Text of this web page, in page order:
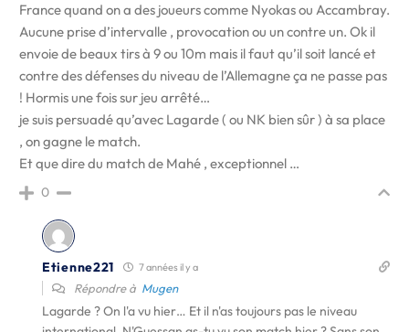
France quand on a des joueurs comme Nyokas ou Accambray.
Aucune prise d’intervalle , provocation ou un contre un. Ok il
envoie de beaux tirs à 9 ou 10m mais il faut qu’il soit lancé et
contre des défenses du niveau de l’Allemagne ça ne passe pas
! Hormis une fois sur jeu arrêté…
je suis persuadé qu’avec Lagarde ( ou NK bien sûr ) à sa place
, on gagne le match.
Et que dire du match de Mahé , exceptionnel …
0
Etienne221 7 années il y a
Répondre à Mugen
Lagarde ? On l'a vu hier… Et il n'as toujours pas le niveau